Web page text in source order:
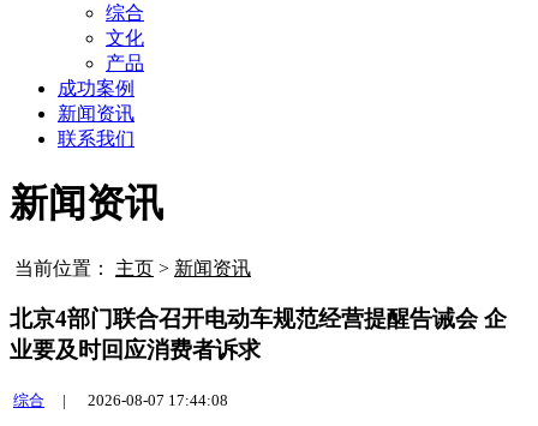
综合
文化
产品
成功案例
新闻资讯
联系我们
新闻资讯
当前位置： 主页 > 新闻资讯
北京4部门联合召开电动车规范经营提醒告诫会 企
业要及时回应消费者诉求
综合 | 2026-08-07 17:44:08